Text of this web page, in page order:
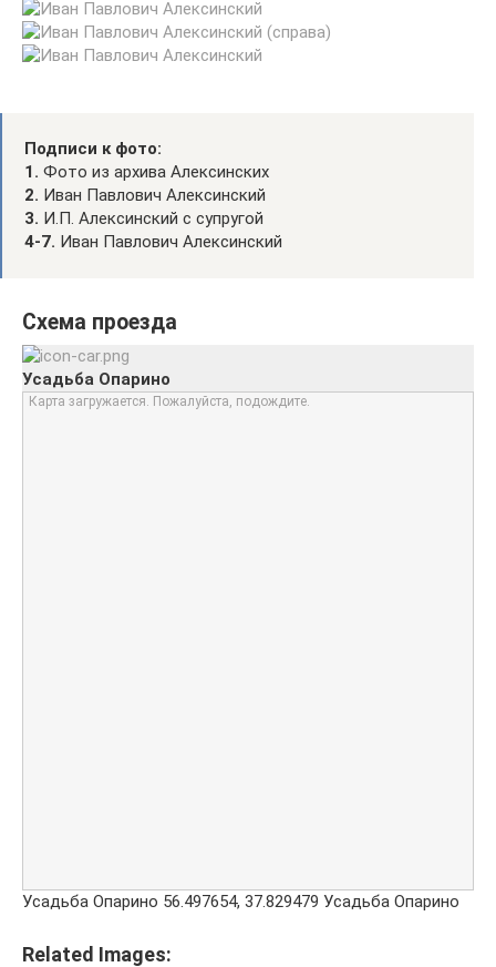
Подписи к фото:
1. Фото из архива Алексинских
2. Иван Павлович Алексинский
3. И.П. Алексинский с супругой
4-7. Иван Павлович Алексинский
Схема проезда
Усадьба Опарино
Карта загружается. Пожалуйста, подождите.
Усадьба Опарино 56.497654, 37.829479 Усадьба Опарино
Related Images: